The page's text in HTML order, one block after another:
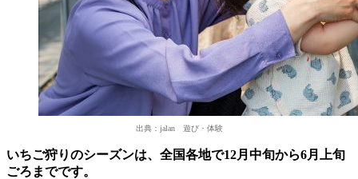
出典：jalan 遊び・体験
いちご狩りのシーズンは、全国各地で12月中旬から6月上旬
ごろまでです。